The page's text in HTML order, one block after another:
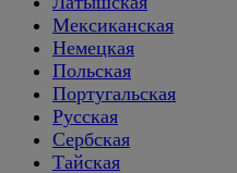
Мексиканская
Немецкая
Польская
Португальская
Русская
Сербская
Тайская